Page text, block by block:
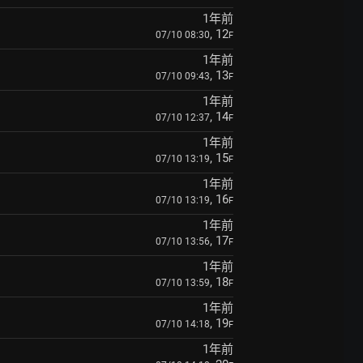
1年前
07/10 08:30, 12F
1年前
07/10 09:43, 13F
1年前
07/10 12:37, 14F
1年前
07/10 13:19, 15F
1年前
07/10 13:19, 16F
1年前
07/10 13:56, 17F
1年前
07/10 13:59, 18F
1年前
07/10 14:18, 19F
1年前